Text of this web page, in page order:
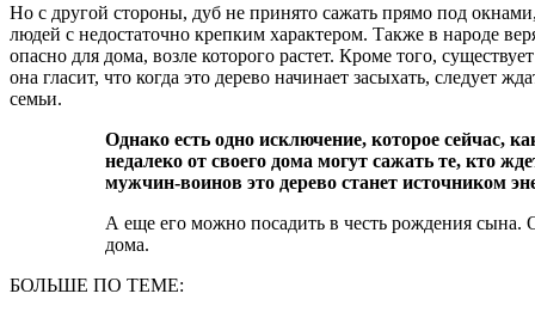
Но с другой стороны, дуб не принято сажать прямо под
людей с недостаточно крепким характером. Также в народе
опасно для дома, возле которого растет. Кроме того,
она гласит, что когда это дерево начинает засыхать, следует
семьи.
Однако есть одно исключение, которое сейчас, как никогда, актуально для украинцев. Дуб
недалеко от своего дома могут сажать те, кто
мужчин-воинов это дерево станет источником
А еще его можно посадить в честь рождения
дома.
БОЛЬШЕ ПО ТЕМЕ: